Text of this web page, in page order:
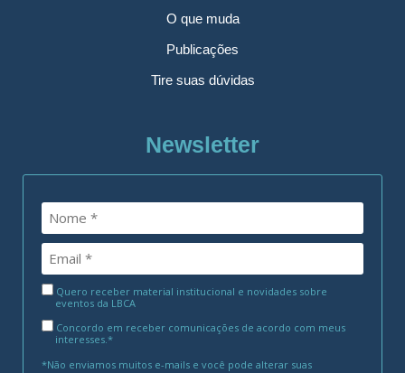
O que muda
Publicações
Tire suas dúvidas
Newsletter
Quero receber material institucional e novidades sobre
eventos da LBCA
Concordo em receber comunicações de acordo com meus
interesses.*
*Não enviamos muitos e-mails e você pode alterar suas